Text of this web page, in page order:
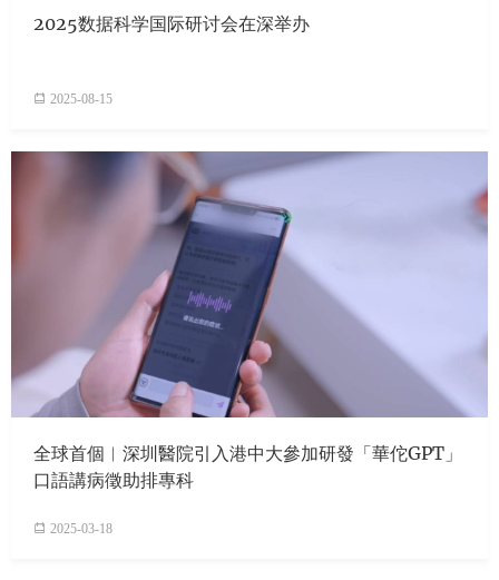
2025数据科学国际研讨会在深举办
2025-08-15
全球首個︱深圳醫院引入港中大參加研發「華佗GPT」
口語講病徵助排專科
2025-03-18